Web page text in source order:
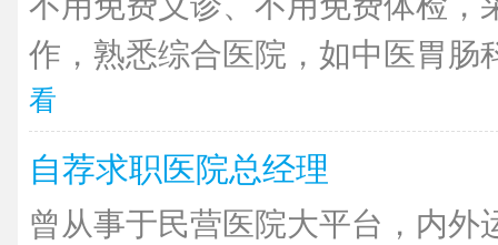
作，熟悉综合医院，如中医胃肠
看
自荐求职医院总经理
曾从事于民营医院大平台，内外